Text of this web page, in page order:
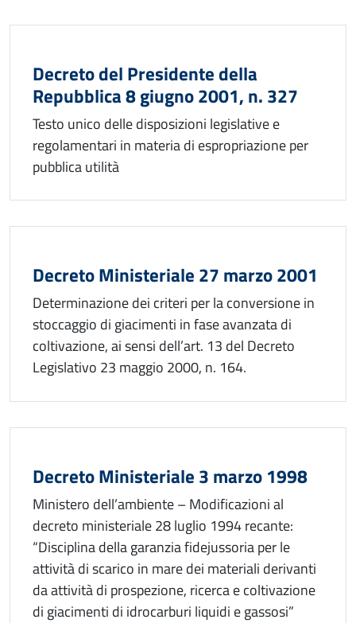
Decreto del Presidente della
Repubblica 8 giugno 2001, n. 327
Testo unico delle disposizioni legislative e
regolamentari in materia di espropriazione per
pubblica utilità
Decreto Ministeriale 27 marzo 2001
Determinazione dei criteri per la conversione in
stoccaggio di giacimenti in fase avanzata di
coltivazione, ai sensi dell’art. 13 del Decreto
Legislativo 23 maggio 2000, n. 164.
Decreto Ministeriale 3 marzo 1998
Ministero dell’ambiente – Modificazioni al
decreto ministeriale 28 luglio 1994 recante:
“Disciplina della garanzia fidejussoria per le
attività di scarico in mare dei materiali derivanti
da attività di prospezione, ricerca e coltivazione
di giacimenti di idrocarburi liquidi e gassosi”